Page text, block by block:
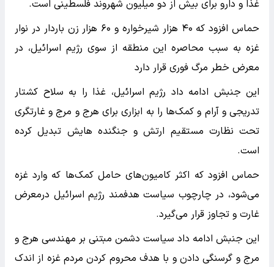
غذا و دارو برای بیش از دو میلیون شهروند فلسطینی است.
حماس افزود که ۴۰ هزار شیرخواره و ۶۰ هزار زن باردار در نوار
غزه به سبب محاصره این منطقه از سوی رژیم اسرائیل، در
معرض خطر مرگ فوری قرار دارد
این جنبش ادامه داد رژیم اسرائیل، غذا را به سلاح کشتار
تدریجی و آرام و کمک‌ها را به ابزاری برای هرج و مرج و غارتگری
تحت نظارت مستقیم ارتش و جنگنده هایش تبدیل کرده
است.
حماس افزود که اکثر کامیون‌های حامل کمک‌ها که وارد غزه
می‌شود، در چارچوب سیاست هدفمند رژیم اسرائیل درمعرض
غارت و تجاوز قرار می‌گیرد.
این جنبش ادامه داد سیاست دشمن مبتنی بر مهندسی هرج و
مرج و گرسنگی دادن و با هدف محروم کردن مردم غزه از اندک